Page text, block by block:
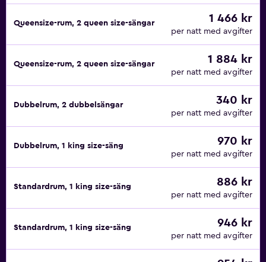
Queensize-rum, 2 queen size-sängar 1 466 kr
per natt med avgifter
Queensize-rum, 2 queen size-sängar 1 884 kr
per natt med avgifter
Dubbelrum, 2 dubbelsängar 340 kr
per natt med avgifter
Dubbelrum, 1 king size-säng 970 kr
per natt med avgifter
Standardrum, 1 king size-säng 886 kr
per natt med avgifter
Standardrum, 1 king size-säng 946 kr
per natt med avgifter